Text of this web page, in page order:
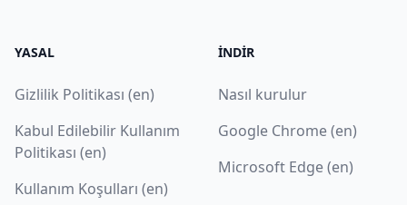
YASAL
Gizlilik Politikası (en)
Kabul Edilebilir Kullanım
Politikası (en)
Kullanım Koşulları (en)
İNDIR
Nasıl kurulur
Google Chrome (en)
Microsoft Edge (en)